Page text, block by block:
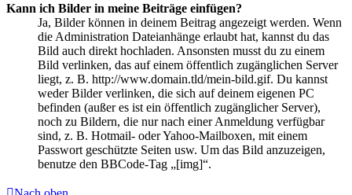
Kann ich Bilder in meine Beiträge einfügen?
Ja, Bilder können in deinem Beitrag angezeigt werden. Wenn
die Administration Dateianhänge erlaubt hat, kannst du das
Bild auch direkt hochladen. Ansonsten musst du zu einem
Bild verlinken, das auf einem öffentlich zugänglichen Server
liegt, z. B. http://www.domain.tld/mein-bild.gif. Du kannst
weder Bilder verlinken, die sich auf deinem eigenen PC
befinden (außer es ist ein öffentlich zugänglicher Server),
noch zu Bildern, die nur nach einer Anmeldung verfügbar
sind, z. B. Hotmail- oder Yahoo-Mailboxen, mit einem
Passwort geschützte Seiten usw. Um das Bild anzuzeigen,
benutze den BBCode-Tag „[img]“.